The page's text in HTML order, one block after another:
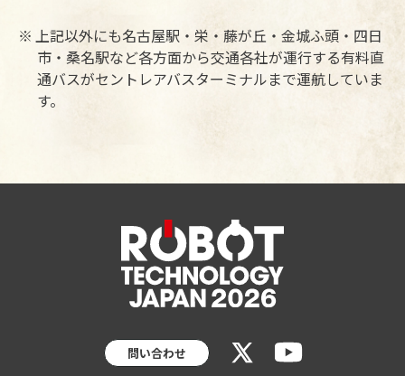
上記以外にも名古屋駅・栄・藤が丘・金城ふ頭・四日
市・桑名駅など各方面から交通各社が運行する有料直
通バスがセントレアバスターミナルまで運航していま
す。
問い合わせ